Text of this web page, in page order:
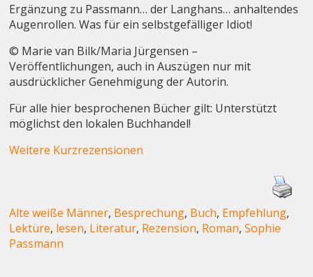
Ergänzung zu Passmann… der Langhans… anhaltendes
Augenrollen. Was für ein selbstgefälliger Idiot!
© Marie van Bilk/Maria Jürgensen –
Veröffentlichungen, auch in Auszügen nur mit
ausdrücklicher Genehmigung der Autorin.
Für alle hier besprochenen Bücher gilt: Unterstützt
möglichst den lokalen Buchhandel!
Weitere Kurzrezensionen
Alte weiße Männer, Besprechung, Buch, Empfehlung,
Lektüre, lesen, Literatur, Rezension, Roman,Sophie
Passmann